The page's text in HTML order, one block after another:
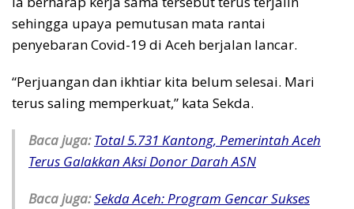
sehingga upaya pemutusan mata rantai
penyebaran Covid-19 di Aceh berjalan lancar.
“Perjuangan dan ikhtiar kita belum selesai. Mari
terus saling memperkuat,” kata Sekda.
Baca juga: Total 5.731 Kantong, Pemerintah Aceh
Terus Galakkan Aksi Donor Darah ASN
Baca juga:Sekda Aceh: Program Gencar Sukses